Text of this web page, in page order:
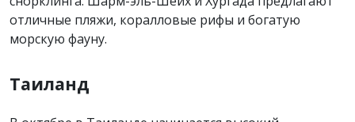
отличные пляжи, коралловые рифы и богатую
морскую фауну.
Таиланд